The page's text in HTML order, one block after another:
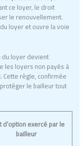
ce loyer, le droit
le renouvellement.
loyer et ouvre la voie
du loyer devient
les loyers non payés à
Cette règle, confirmée
le bailleur tout
d’option exercé par le
bailleur